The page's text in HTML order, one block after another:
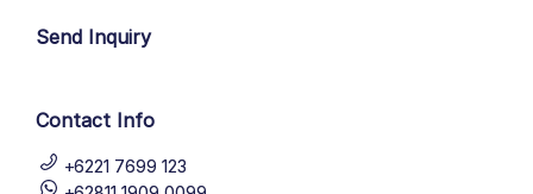
Send Inquiry
Contact Info
+6221 7699 123